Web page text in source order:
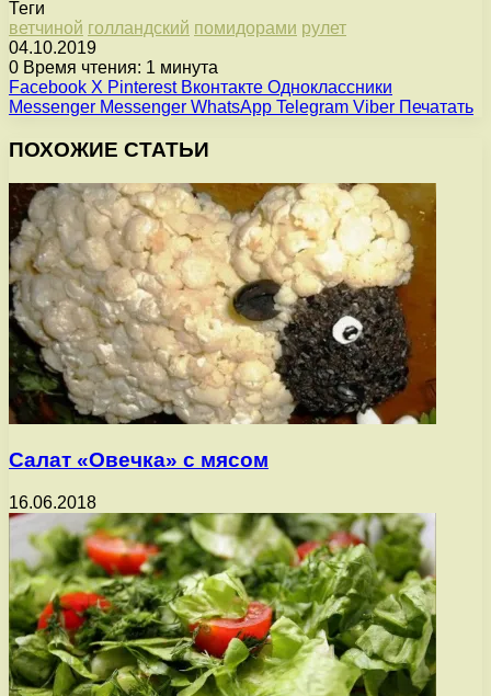
Теги
ветчиной голландский помидорами рулет
04.10.2019
0 Время чтения: 1 минута
Facebook X Pinterest Вконтакте Одноклассники
Messenger Messenger WhatsApp Telegram Viber Печатать
ПОХОЖИЕ СТАТЬИ
Салат «Овечка» с мясом
16.06.2018